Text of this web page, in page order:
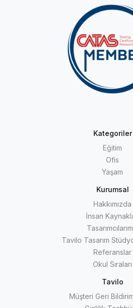
Kategoriler
Eğitim
Ofis
Yaşam
Kurumsal
Hakkımızda
İnsan
Tavilo Tasarım
Referanslar
Okul Sıraları
Tavilo
Müşteri Geri